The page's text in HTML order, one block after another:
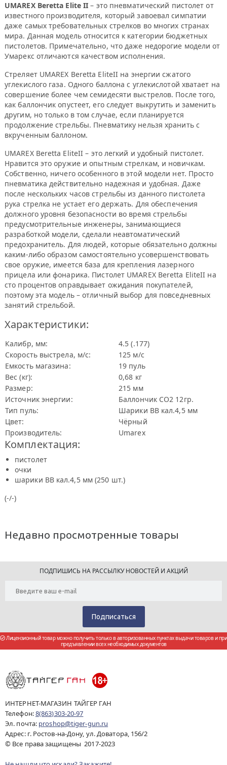
UMAREX Beretta Elite II – это пневматический пистолет от
известного производителя, который завоевал симпатии
даже самых требовательных стрелков во многих странах
мира. Данная модель относится к категории бюджетных
пистолетов. Примечательно, что даже недорогие модели от
Умарекс отличаются качеством исполнения.
Стреляет UMAREX Beretta EliteII на энергии сжатого
углекислого газа. Одного баллона с углекислотой хватает на
совершение более чем семидесяти выстрелов. После того,
как баллончик опустеет, его следует выкрутить и заменить
другим, но только в том случае, если планируется
продолжение стрельбы. Пневматику нельзя хранить с
вкрученным баллоном.
UMAREX Beretta EliteII – это легкий и удобный пистолет.
Нравится это оружие и опытным стрелкам, и новичкам.
Собственно, ничего особенного в этой модели нет. Просто
пневматика действительно надежная и удобная. Даже
после нескольких часов стрельбы из данного пистолета
рука стрелка не устает его держать. Для обеспечения
должного уровня безопасности во время стрельбы
предусмотрительные инженеры, занимающиеся
разработкой модели, сделали неавтоматический
предохранитель. Для людей, которые обязательно должны
каким-либо образом самостоятельно усовершенствовать
свое оружие, имеется база для крепления лазерного
прицела или фонарика. Пистолет UMAREX Beretta EliteII на
сто процентов оправдывает ожидания покупателей,
поэтому эта модель – отличный выбор для повседневных
занятий стрельбой.
Характеристики:
Калибр, мм:
4.5 (.177)
Скорость выстрела, м/с:
125 м/с
Емкость магазина:
19 пуль
Вес (кг):
0,68 кг
Размер:
215 мм
Источник энергии:
Баллончик СО2 12гр.
Тип пуль:
Шарики BB кал.4,5 мм
Цвет:
Чёрный
Производитель:
Umarex
Комплектация:
пистолет
очки
шарики BB кал.4,5 мм (250 шт.)
(-/-)
Недавно просмотренные товары
ПОДПИШИСЬ НА РАССЫЛКУ НОВОСТЕЙ И АКЦИЙ
Лицензионный товар можно получить только в авторизованных пунктах выдачи товаров и при
предъявлении всех необходимых документов
ИНТЕРНЕТ-МАГАЗИН ТАЙГЕР ГАН
Телефон:8(863)303-20-97
Эл. почта: proshop@tiger-gun.ru
Адрес: г. Ростов-на-Дону, ул. Доватора, 156/2
© Все права защищены 2017-2023